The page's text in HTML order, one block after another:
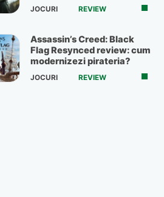
de 580 mp la Iulius Mall Iași